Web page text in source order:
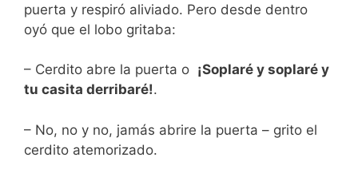
puerta y respiró aliviado. Pero desde dentro
oyó que el lobo gritaba:
– Cerdito abre la puerta o ¡Soplaré y soplaré y
tu casita derribaré!.
– No, no y no, jamás abrire la puerta – grito el
cerdito atemorizado.